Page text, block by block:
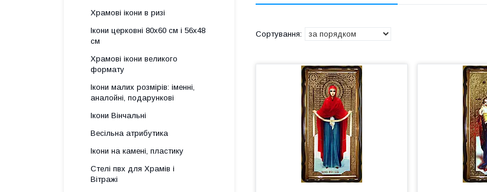
Храмові ікони в ризі
Ікони церковні 80х60 см і 56х48
см
Храмові ікони великого
формату
Ікони малих розмірів: іменні,
аналойні, подарункові
Ікони Вінчальні
Весільна атрибутика
Ікони на камені, пластику
Стелі пвх для Храмів і
Вітражі